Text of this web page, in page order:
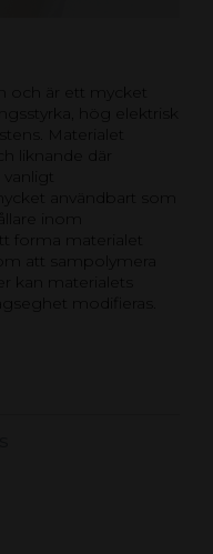
och är ett mycket
hög elektrisk
Materialet
liknande där
användbart som
inom
forma materialet
att sampolymera
kan materialets
modifieras.